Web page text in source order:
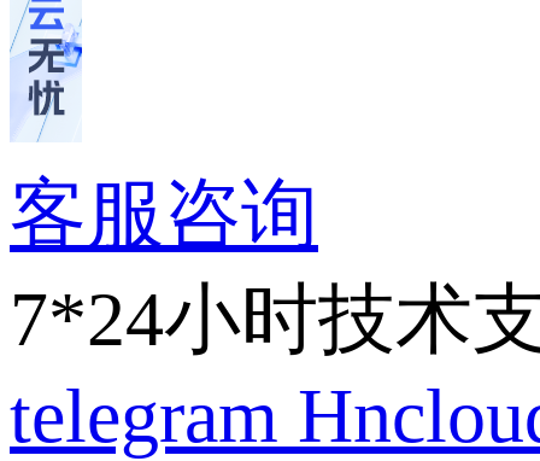
客服咨询
7*24小时技术
telegram